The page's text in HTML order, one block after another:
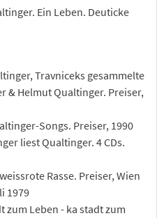
Ein Leben. Deuticke
Travniceks gesammelte
& Helmut Qualtinger. Preiser,
Songs. Preiser, 1990
liest Qualtinger. 4 CDs.
Rasse. Preiser, Wien
1979
zum Leben - ka stadt zum